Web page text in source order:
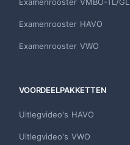
Examenrooster VMBO-TL/GL
Examenrooster HAVO
Examenrooster VWO
VOORDEELPAKKETTEN
Uitlegvideo's HAVO
Uitlegvideo's VWO